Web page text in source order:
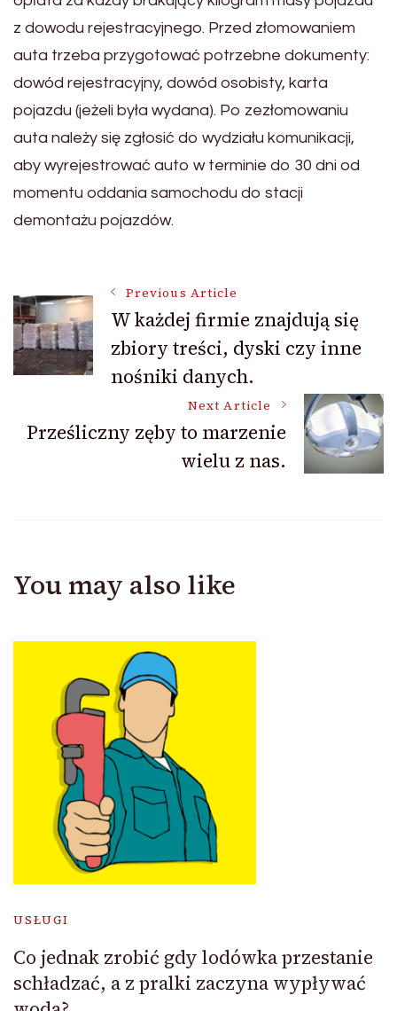
z dowodu rejestracyjnego. Przed złomowaniem
auta trzeba przygotować potrzebne dokumenty:
dowód rejestracyjny, dowód osobisty, karta
pojazdu (jeżeli była wydana). Po zezłomowaniu
auta należy się zgłosić do wydziału komunikacji,
aby wyrejestrować auto w terminie do 30 dni od
momentu oddania samochodu do stacji
demontażu pojazdów.
Post
Navigation
Previous Article
W każdej firmie znajdują się
zbiory treści, dyski czy inne
nośniki danych.
Next Article
Prześliczny zęby to marzenie
wielu z nas.
You may also like
USŁUGI
Co jednak zrobić gdy lodówka przestanie
schładzać, a z pralki zaczyna wypływać